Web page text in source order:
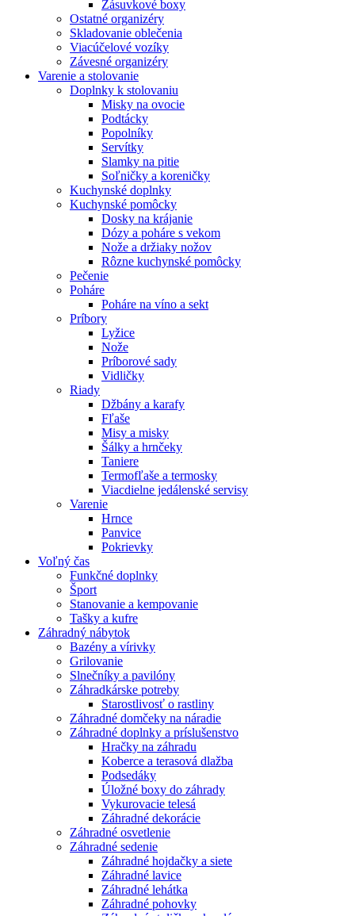
Zásuvkové boxy
Ostatné organizéry
Skladovanie oblečenia
Viacúčelové vozíky
Závesné organizéry
Varenie a stolovanie
Doplnky k stolovaniu
Misky na ovocie
Podtácky
Popolníky
Servítky
Slamky na pitie
Soľničky a koreničky
Kuchynské doplnky
Kuchynské pomôcky
Dosky na krájanie
Dózy a poháre s vekom
Nože a držiaky nožov
Rôzne kuchynské pomôcky
Pečenie
Poháre
Poháre na víno a sekt
Príbory
Lyžice
Nože
Príborové sady
Vidličky
Riady
Džbány a karafy
Fľaše
Misy a misky
Šálky a hrnčeky
Taniere
Termofľaše a termosky
Viacdielne jedálenské servisy
Varenie
Hrnce
Panvice
Pokrievky
Voľný čas
Funkčné doplnky
Šport
Stanovanie a kempovanie
Tašky a kufre
Záhradný nábytok
Bazény a vírivky
Grilovanie
Slnečníky a pavilóny
Záhradkárske potreby
Starostlivosť o rastliny
Záhradné domčeky na náradie
Záhradné doplnky a príslušenstvo
Hračky na záhradu
Koberce a terasová dlažba
Podsedáky
Úložné boxy do záhrady
Vykurovacie telesá
Záhradné dekorácie
Záhradné osvetlenie
Záhradné sedenie
Záhradné hojdačky a siete
Záhradné lavice
Záhradné lehátka
Záhradné pohovky